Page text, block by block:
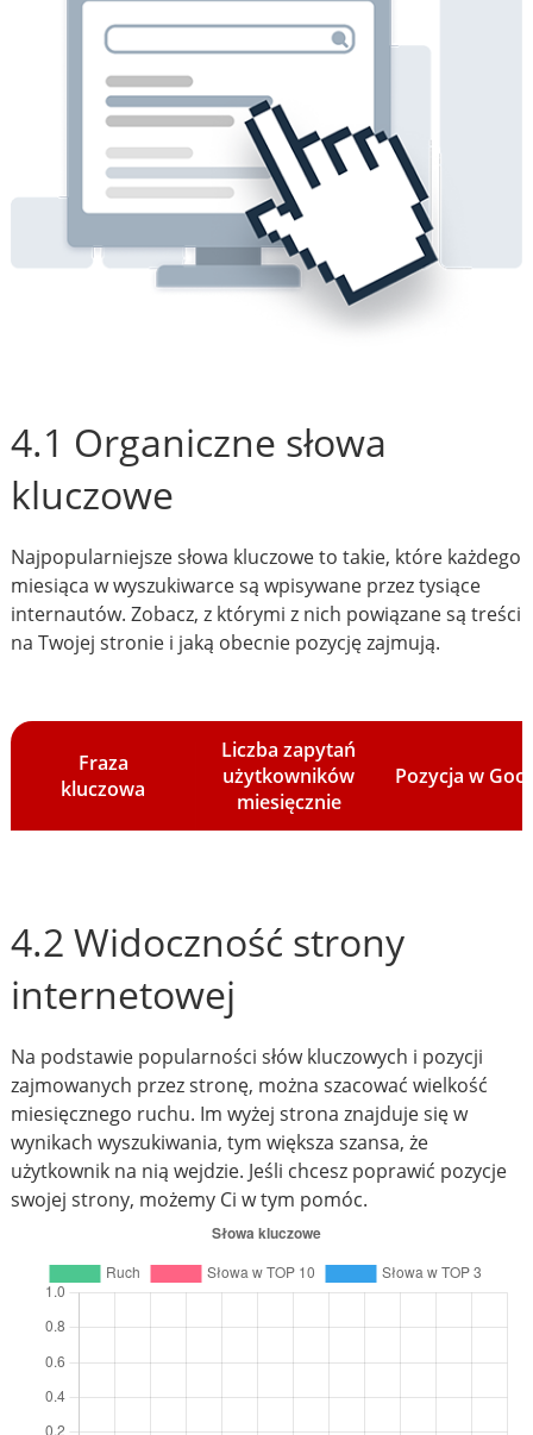
4.1 Organiczne słowa
kluczowe
Najpopularniejsze słowa kluczowe to takie, które każdego
miesiąca w wyszukiwarce są wpisywane przez tysiące
internautów. Zobacz, z którymi z nich powiązane są treści
na Twojej stronie i jaką obecnie pozycję zajmują.
Fraza
kluczowa
Liczba zapytań
użytkowników
miesięcznie
Pozycja w
4.2 Widoczność strony
internetowej
Na podstawie popularności słów kluczowych i pozycji
zajmowanych przez stronę, można szacować wielkość
miesięcznego ruchu. Im wyżej strona znajduje się w
wynikach wyszukiwania, tym większa szansa, że
użytkownik na nią wejdzie. Jeśli chcesz poprawić pozycje
swojej strony, możemy Ci w tym pomóc.